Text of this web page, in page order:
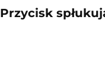
Przycisk